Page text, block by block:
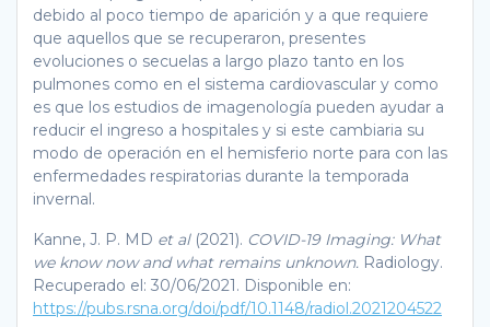
debido al poco tiempo de aparición y a que requiere
que aquellos que se recuperaron, presentes
evoluciones o secuelas a largo plazo tanto en los
pulmones como en el sistema cardiovascular y como
es que los estudios de imagenología pueden ayudar a
reducir el ingreso a hospitales y si este cambiaria su
modo de operación en el hemisferio norte para con las
enfermedades respiratorias durante la temporada
invernal.
Kanne, J. P. MD et al(2021). COVID-19 Imaging: What
we know now and what remains unknown. Radiology.
Recuperado el: 30/06/2021. Disponible en:
https://pubs.rsna.org/doi/pdf/10.1148/radiol.2021204522